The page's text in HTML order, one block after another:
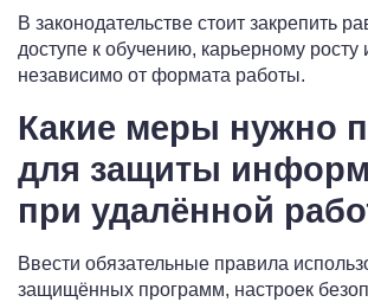
В законодательстве стоит закрепить
доступе к обучению, карьерному росту
независимо от формата работы.
Какие меры нужно
для защиты
при удалённой
Ввести обязательные правила
защищённых программ, настроек